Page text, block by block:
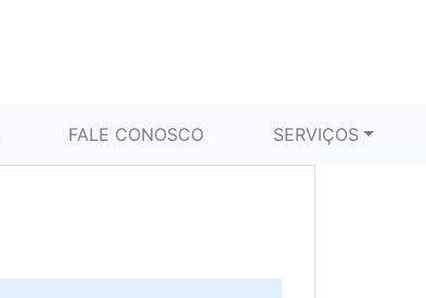
FALE CONOSCO SERVIÇOS